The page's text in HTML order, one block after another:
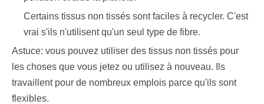
Certains tissus non tissés sont faciles à recycler. C'est
vrai s'ils n'utilisent qu'un seul type de fibre.
Astuce: vous pouvez utiliser des tissus non tissés pour
les choses que vous jetez ou utilisez à nouveau. Ils
travaillent pour de nombreux emplois parce qu'ils sont
flexibles.